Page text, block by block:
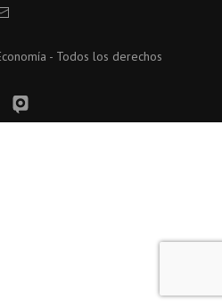
- Todos los derechos